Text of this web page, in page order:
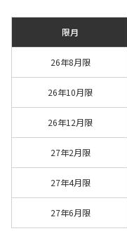
限月
26年8月限
26年10月限
26年12月限
27年2月限
27年4月限
27年6月限